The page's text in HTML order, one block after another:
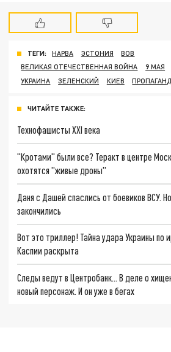
ТЕГИ: НАРВА ЭСТОНИЯ
ВОВ
ВЕЛИКАЯ ОТЕЧЕСТВЕННАЯ ВОЙНА
9 МАЯ
УКРАИНА
ЗЕЛЕНСКИЙ КИЕВ
ЧИТАЙТЕ ТАКЖЕ:
Технофашисты XXI века
"Кротами" были все? Теракт в центре
охотятся "живые дроны"
Даня с Дашей спаслись от боевиков ВСУ.
закончились
Вот это триллер! Тайна удара Украины по
Каспии раскрыта
Следы ведут в Центробанк… В деле о
новый персонаж. И он уже в бегах